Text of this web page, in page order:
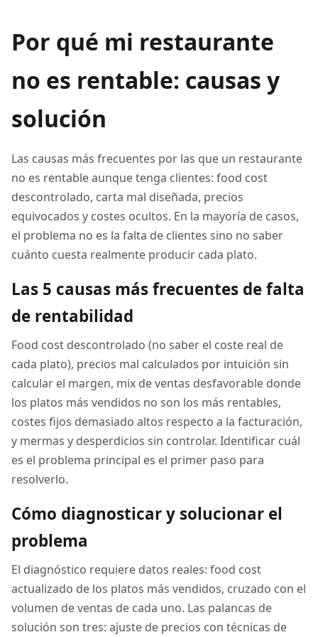
Por qué mi restaurante
no es rentable: causas y
solución
Las causas más frecuentes por las que un restaurante
no es rentable aunque tenga clientes: food cost
descontrolado, carta mal diseñada, precios
equivocados y costes ocultos. En la mayoría de casos,
el problema no es la falta de clientes sino no saber
cuánto cuesta realmente producir cada plato.
Las 5 causas más frecuentes de falta
de rentabilidad
Food cost descontrolado (no saber el coste real de
cada plato), precios mal calculados por intuición sin
calcular el margen, mix de ventas desfavorable donde
los platos más vendidos no son los más rentables,
costes fijos demasiado altos respecto a la facturación,
y mermas y desperdicios sin controlar. Identificar cuál
es el problema principal es el primer paso para
resolverlo.
Cómo diagnosticar y solucionar el
problema
El diagnóstico requiere datos reales: food cost
actualizado de los platos más vendidos, cruzado con el
volumen de ventas de cada uno. Las palancas de
solución son tres: ajuste de precios con técnicas de